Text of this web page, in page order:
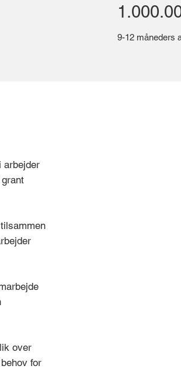
9-12 måneders
arbejder
over
for